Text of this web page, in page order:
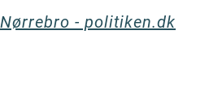
Nørrebro - politiken.dk